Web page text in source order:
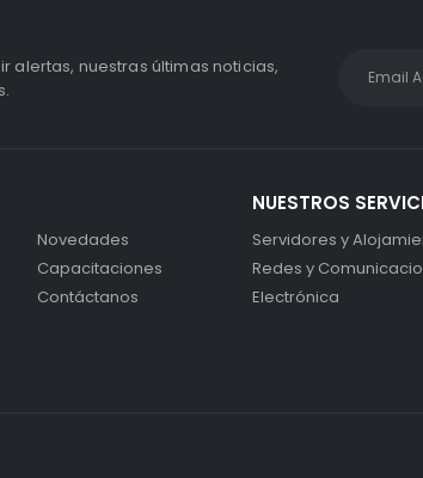
alertas, nuestras últimas noticias,
Novedades
Capacitaciones
Contáctanos
NUESTROS
Servidores y
Redes y
Electrónica